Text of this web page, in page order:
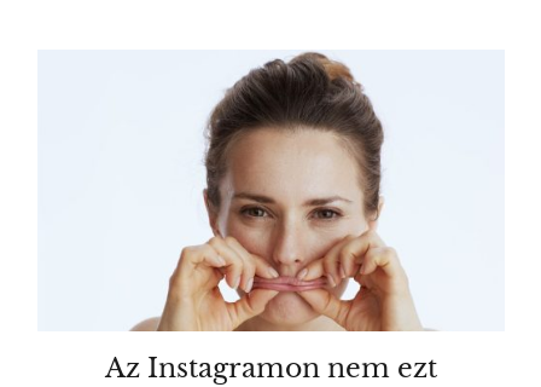
Az Instagramon nem ezt